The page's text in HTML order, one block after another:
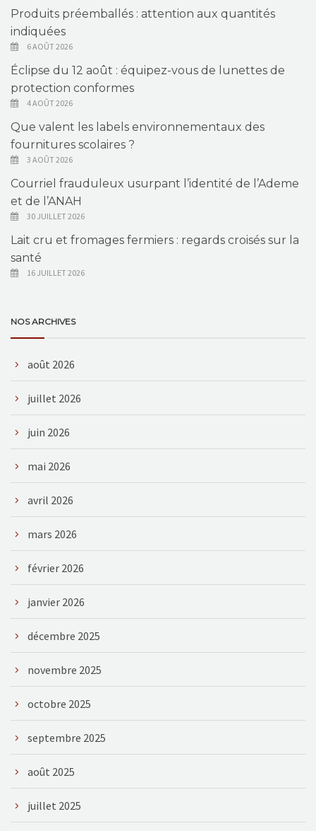
Produits préemballés : attention aux quantités
indiquées
6 AOÛT 2026
Éclipse du 12 août : équipez-vous de lunettes de
protection conformes
4 AOÛT 2026
Que valent les labels environnementaux des
fournitures scolaires ?
3 AOÛT 2026
Courriel frauduleux usurpant l’identité de l’Ademe
et de l’ANAH
30 JUILLET 2026
Lait cru et fromages fermiers : regards croisés sur la
santé
16 JUILLET 2026
NOS ARCHIVES
août 2026
juillet 2026
juin 2026
mai 2026
avril 2026
mars 2026
février 2026
janvier 2026
décembre 2025
novembre 2025
octobre 2025
septembre 2025
août 2025
juillet 2025